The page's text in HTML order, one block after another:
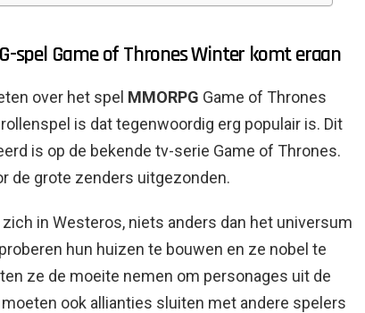
spel Game of Thrones Winter komt eraan
over het spel MMORPG Game of Thrones
is dat tegenwoordig erg populair is. Dit
is op de bekende tv-serie Game of Thrones.
de grote zenders uitgezonden.
in Westeros, niets anders dan het universum
hun huizen te bouwen en ze nobel te
ze de moeite nemen om personages uit de
ook allianties sluiten met andere spelers